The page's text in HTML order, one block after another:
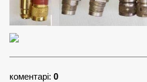
коментарі: 0